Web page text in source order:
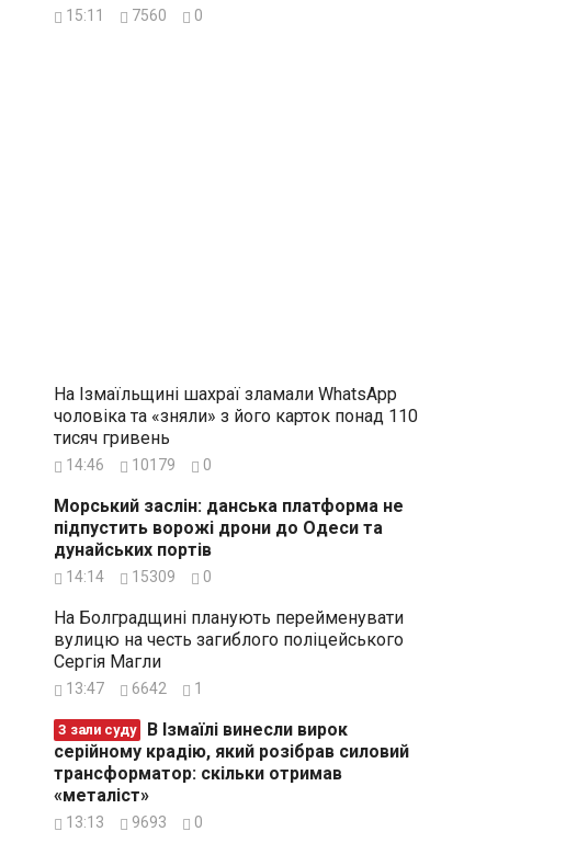
15:11 7560 0
На Ізмаїльщині шахраї зламали WhatsApp
чоловіка та «зняли» з його карток понад 110
тисяч гривень
14:46 10179 0
Морський заслін: данська платформа не
підпустить ворожі дрони до Одеси та
дунайських портів
14:14 15309 0
На Болградщині планують перейменувати
вулицю на честь загиблого поліцейського
Сергія Магли
13:47 6642 1
З зали суду
серійному крадію, який розібрав силовий
трансформатор: скільки отримав
«металіст»
13:13 9693 0